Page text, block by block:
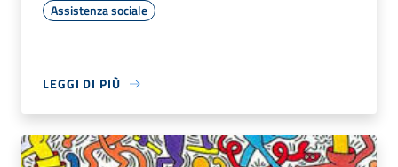
Assistenza sociale
LEGGI DI PIÙ